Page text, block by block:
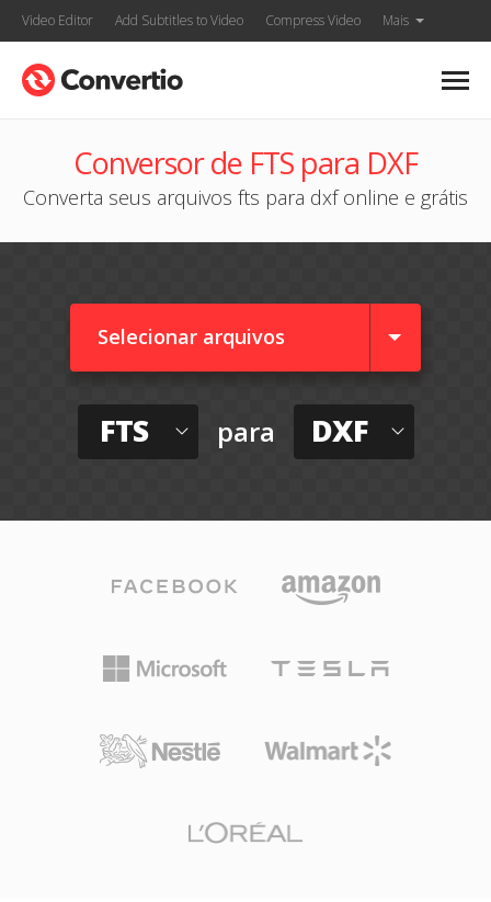
Video Editor Add Subtitles to Video Compress Video Mais
Conversor de FTS para DXF
Converta seus arquivos fts para dxf online e grátis
Selecionar arquivos
FTS para DXF